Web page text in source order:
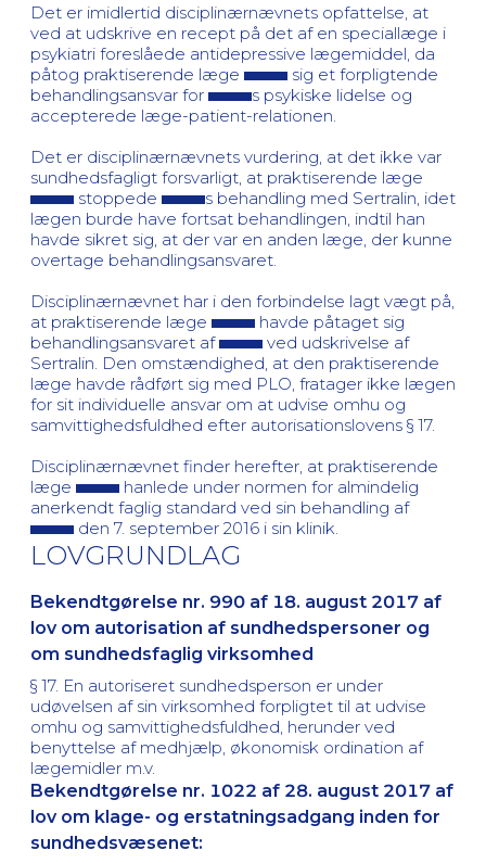
Det er imidlertid disciplinærnævnets opfattelse, at
ved at udskrive en recept på det af en speciallæge i
psykiatri foreslåede antidepressive lægemiddel, da
påtog praktiserende læge
sig et forpligtende
behandlingsansvar for
s psykiske lidelse og
accepterede læge-patient-relationen.
Det er disciplinærnævnets vurdering, at det ikke var
sundhedsfagligt forsvarligt, at praktiserende læge
stoppede
s behandling med Sertralin, idet
lægen burde have fortsat behandlingen, indtil han
havde sikret sig, at der var en anden læge, der kunne
overtage behandlingsansvaret.
Disciplinærnævnet har i den forbindelse lagt vægt på,
at praktiserende læge
havde påtaget sig
behandlingsansvaret af
ved udskrivelse af
Sertralin. Den omstændighed, at den praktiserende
læge havde rådført sig med PLO, fratager ikke lægen
for sit individuelle ansvar om at udvise omhu og
samvittighedsfuldhed efter autorisationslovens § 17.
Disciplinærnævnet finder herefter, at praktiserende
læge
hanlede under normen for almindelig
anerkendt faglig standard ved sin behandling af
den 7. september 2016 i sin klinik.
LOVGRUNDLAG
Bekendtgørelse nr. 990 af 18. august 2017 af
lov om autorisation af sundhedspersoner og
om sundhedsfaglig virksomhed
§ 17. En autoriseret sundhedsperson er under
udøvelsen af sin virksomhed forpligtet til at udvise
omhu og samvittighedsfuldhed, herunder ved
benyttelse af medhjælp, økonomisk ordination af
lægemidler m.v.
Bekendtgørelse nr. 1022 af 28. august 2017 af
lov om klage- og erstatningsadgang inden for
sundhedsvæsenet: